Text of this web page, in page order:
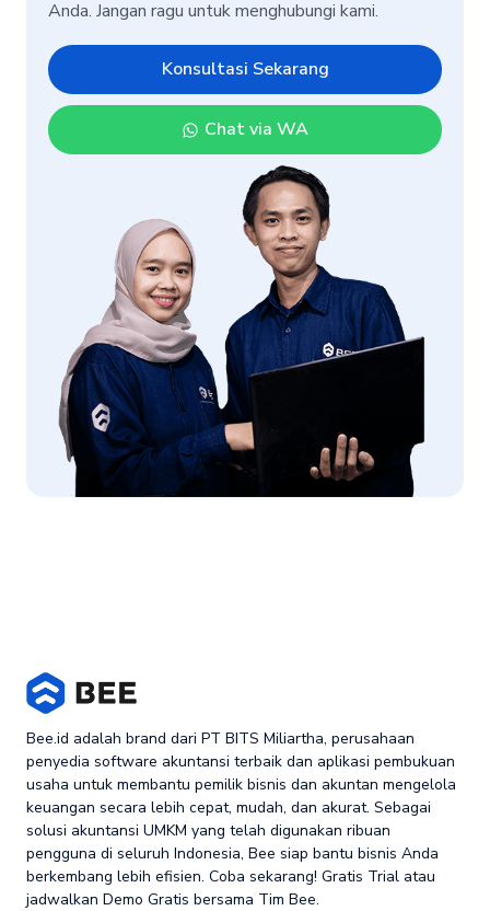
Anda. Jangan ragu untuk menghubungi kami.
Konsultasi Sekarang
Chat via WA
Bee.id adalah brand dari PT BITS Miliartha, perusahaan
penyedia software akuntansi terbaik dan aplikasi pembukuan
usaha untuk membantu pemilik bisnis dan akuntan mengelola
keuangan secara lebih cepat, mudah, dan akurat. Sebagai
solusi akuntansi UMKM yang telah digunakan ribuan
pengguna di seluruh Indonesia, Bee siap bantu bisnis Anda
berkembang lebih efisien. Coba sekarang! Gratis Trial atau
jadwalkan Demo Gratis bersama Tim Bee.